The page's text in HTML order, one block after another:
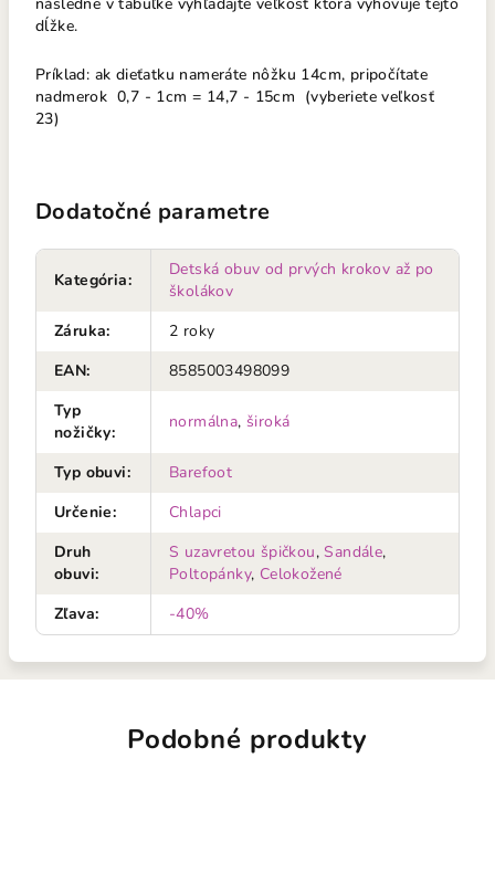
dĺžke.
Príklad: ak dieťatku nameráte nôžku 14cm, pripočítate
nadmerok 0,7 - 1cm = 14,7 - 15cm (vyberiete veľkosť
23)
Dodatočné parametre
Kategória:
Detská obuv od prvých krokov až po
školákov
Záruka:
2 roky
EAN:
8585003498099
Typ
nožičky:
normálna, široká
Typ obuvi:
Barefoot
Určenie:
Chlapci
Druh
obuvi:
S uzavretou špičkou,Sandále,
Poltopánky, Celokožené
Zľava: -40%
Podobné produkty